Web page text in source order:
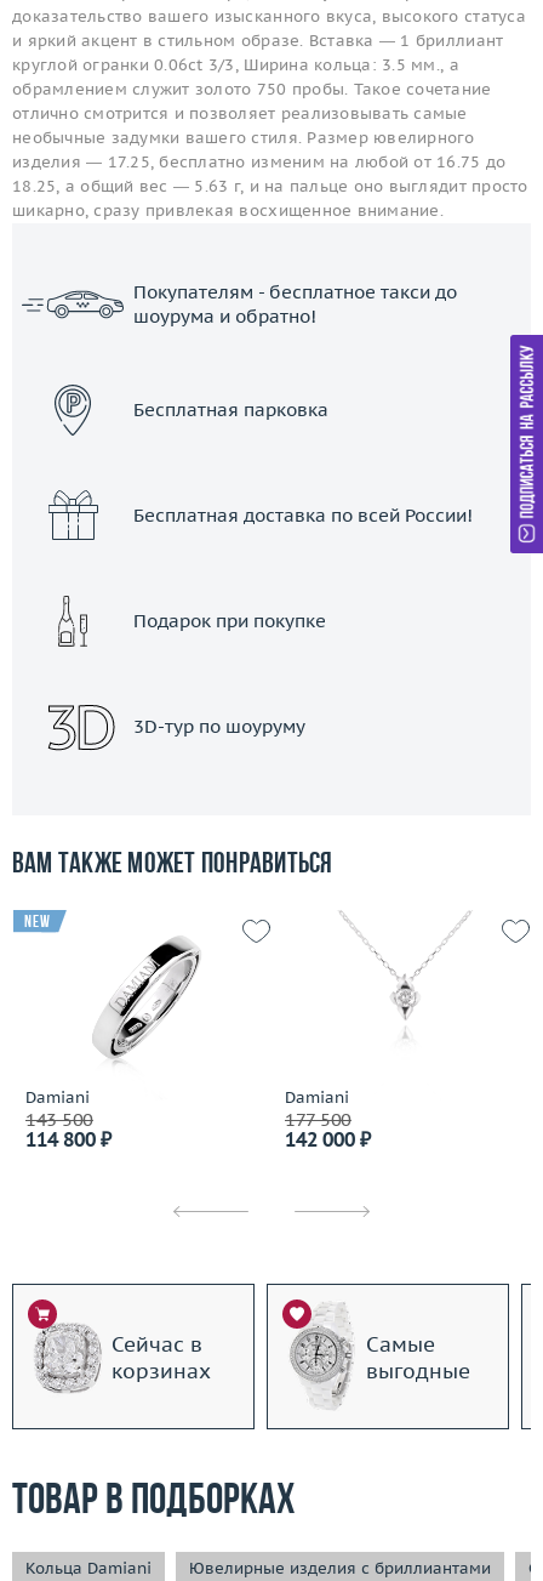
доказательство вашего изысканного вкуса, высокого статуса
и яркий акцент в стильном образе. Вставка — 1 бриллиант
круглой огранки 0.06ct 3/3, Ширина кольца: 3.5 мм., а
обрамлением служит золото 750 пробы. Такое сочетание
отлично смотрится и позволяет реализовывать самые
необычные задумки вашего стиля. Размер ювелирного
изделия — 17.25, бесплатно изменим на любой от 16.75 до
18.25, а общий вес — 5.63 г, и на пальце оно выглядит просто
шикарно, сразу привлекая восхищенное внимание.
Покупателям - бесплатное такси до
шоурума и обратно!
Бесплатная парковка
Бесплатная доставка по всей России!
Подарок при покупке
3D-тур по шоуруму
Вам также может понравиться
Damiani
143 500
114 800 ₽
new
Damiani
177 500
142 000 ₽
Сейчас в
корзинах
Самые
выгодные
Товар в подборках
Кольца Damiani Ювелирные изделия с бриллиантами